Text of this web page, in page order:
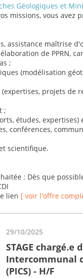
Géologiques et
missions, vous avez
assistance maîtrise
de PPRN,
;
(modélisation
projets de
;
études, expertises)
conférences,
scientifique.
: Dès que
lien [ voir l'offre
29/10/2025
STAGE chargé.e
Intercommunal
(PICS) - H/F